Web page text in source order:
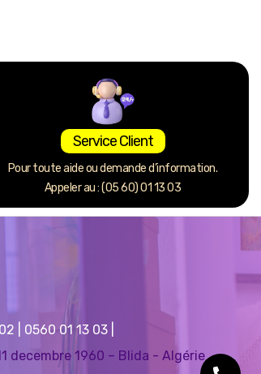
Service Client
Pour toute aide ou demande d’information.
Appeler au : (05 60) 01 13 03
0560 01 13 03
decembre 1960 – Blida - Algérie